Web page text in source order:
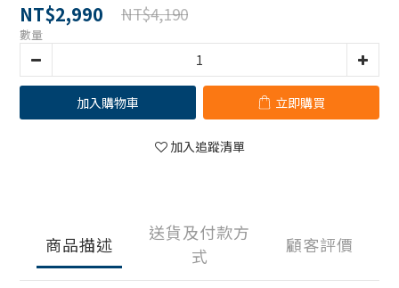
NT$2,990 NT$4,190
數量
加入購物車 立即購買
加入追蹤清單
商品描述
送貨及付款方
式
顧客評價